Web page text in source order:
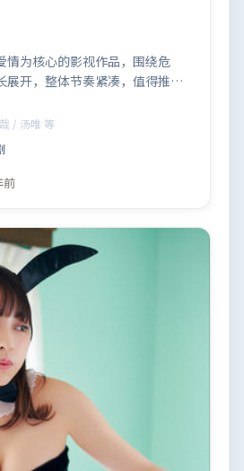
情为核心的影视作品，围绕危
展开，整体节奏紧凑，值得推荐
/ 汤唯 等
前